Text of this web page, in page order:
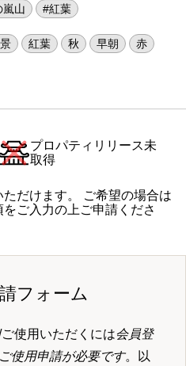
嵐山 #紅葉
紅葉 秋 早朝
赤
プロパティリリース未
取得
だけます。 ご希望の場合は
ご入力の上ご申請くださ
フォーム
使用いただくには会員登
使用申請が必要です。以